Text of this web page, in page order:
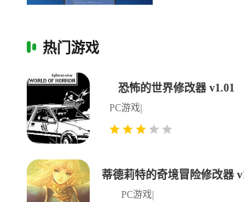
热门游戏
恐怖的世界修改器 v1.01
PC游戏|
蒂德莉特的奇境冒险修改器
PC游戏|